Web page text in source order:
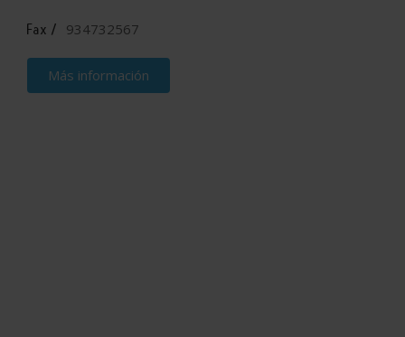
Fax / 934732567
Más información